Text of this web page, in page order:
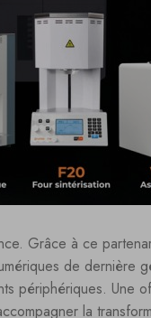
Grâce à ce
de dernière
périphériques. Une
la